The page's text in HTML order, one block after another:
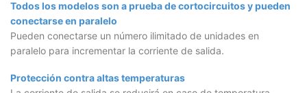
Todos los modelos son a prueba de cortocircuitos y pueden
conectarse en paralelo
Pueden conectarse un número ilimitado de unidades en
paralelo para incrementar la corriente de salida.
Protección contra altas temperaturas